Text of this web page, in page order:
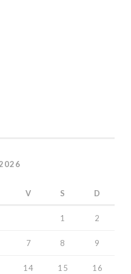
V S D
1 2
7 8 9
14 15 16